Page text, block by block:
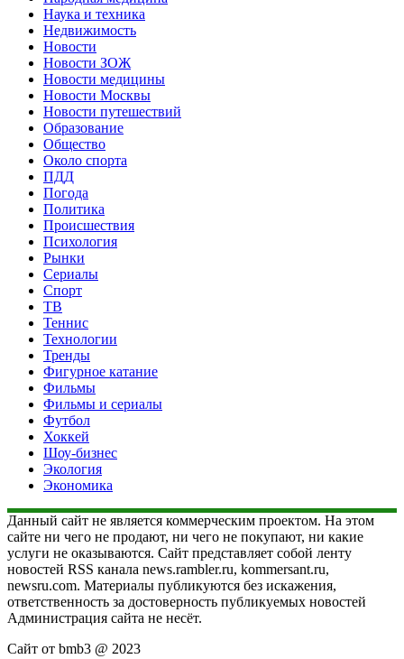
Наука и техника
Недвижимость
Новости
Новости ЗОЖ
Новости медицины
Новости Москвы
Новости путешествий
Образование
Общество
Около спорта
ПДД
Погода
Политика
Происшествия
Психология
Рынки
Сериалы
Спорт
ТВ
Теннис
Технологии
Тренды
Фигурное катание
Фильмы
Фильмы и сериалы
Футбол
Хоккей
Шоу-бизнес
Экология
Экономика
Данный сайт не является коммерческим проектом. На этом
сайте ни чего не продают, ни чего не покупают, ни какие
услуги не оказываются. Сайт представляет собой ленту
новостей RSS канала news.rambler.ru, kommersant.ru,
newsru.com. Материалы публикуются без искажения,
ответственность за достоверность публикуемых новостей
Администрация сайта не несёт.
Сайт от bmb3 @ 2023